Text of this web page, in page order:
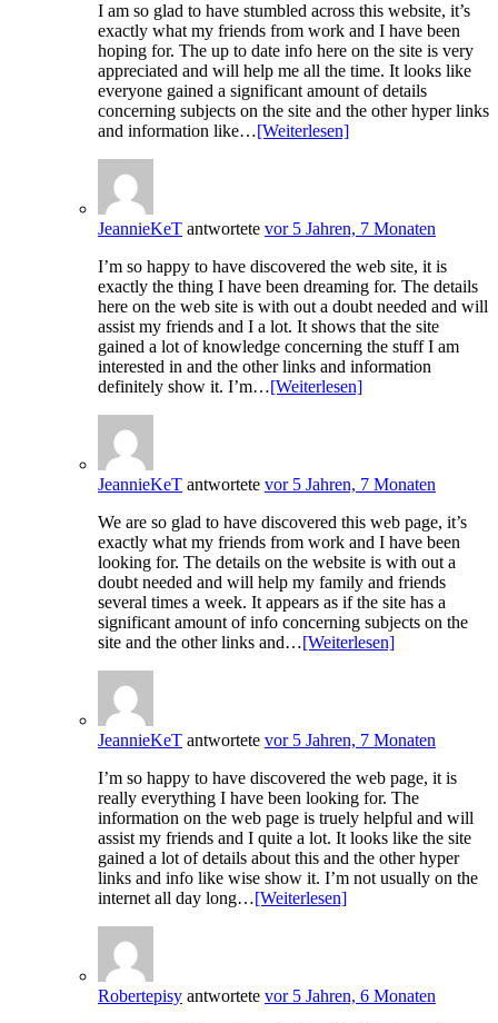
I am so glad to have stumbled across this website, it’s
exactly what my friends from work and I have been
hoping for. The up to date info here on the site is very
appreciated and will help me all the time. It looks like
everyone gained a significant amount of details
concerning subjects on the site and the other hyper links
and information like…[Weiterlesen]
JeannieKeT antwortete vor 5 Jahren, 7 Monaten
I’m so happy to have discovered the web site, it is
exactly the thing I have been dreaming for. The details
here on the web site is with out a doubt needed and will
assist my friends and I a lot. It shows that the site
gained a lot of knowledge concerning the stuff I am
interested in and the other links and information
definitely show it. I’m…[Weiterlesen]
JeannieKeT antwortete vor 5 Jahren, 7 Monaten
We are so glad to have discovered this web page, it’s
exactly what my friends from work and I have been
looking for. The details on the website is with out a
doubt needed and will help my family and friends
several times a week. It appears as if the site has a
significant amount of info concerning subjects on the
site and the other links and…[Weiterlesen]
JeannieKeT antwortete vor 5 Jahren, 7 Monaten
I’m so happy to have discovered the web page, it is
really everything I have been looking for. The
information on the web page is truely helpful and will
assist my friends and I quite a lot. It looks like the site
gained a lot of details about this and the other hyper
links and info like wise show it. I’m not usually on the
internet all day long…[Weiterlesen]
Robertepisy antwortete vor 5 Jahren, 6 Monaten